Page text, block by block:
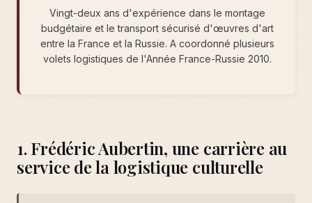
Vingt-deux ans d'expérience dans le montage
budgétaire et le transport sécurisé d'œuvres d'art
entre la France et la Russie. A coordonné plusieurs
volets logistiques de l'Année France-Russie 2010.
1. Frédéric Aubertin, une carrière au
service de la logistique culturelle